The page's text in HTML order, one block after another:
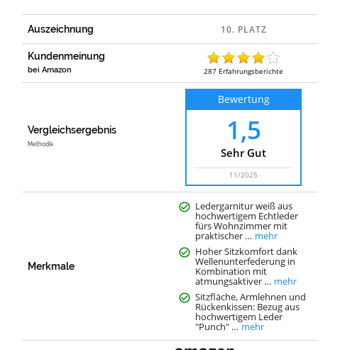
Auszeichnung
Kundenmeinung
bei Amazon 287 Erfahrungsberichte
Vergleichsergebnis
Methodik
Bewertung
1,5
Sehr Gut
11/2025
Merkmale
Ledergarnitur weiß aus
hochwertigem Echtleder
fürs Wohnzimmer mit
praktischer … mehr
Hoher Sitzkomfort dank
Wellenunterfederung in
Kombination mit
atmungsaktiver … mehr
Sitzfläche, Armlehnen und
Rückenkissen: Bezug aus
hochwertigem Leder
"Punch" … mehr